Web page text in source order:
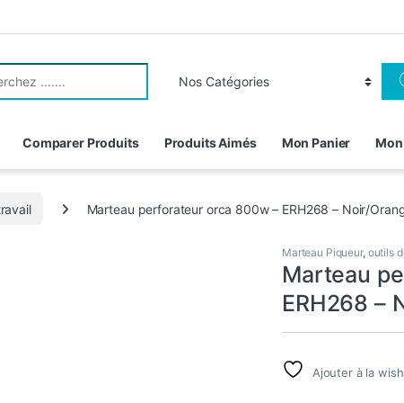
Comparer Produits Produits Aimés Mon Panier
Marteau perforateur orca 800w – ERH268 – Noir/
Marteau Piqueur, outils
Marteau
ERH268 –
Ajouter à la